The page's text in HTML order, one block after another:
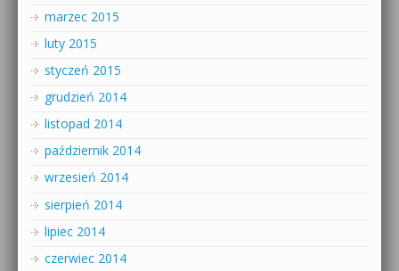
marzec 2015
luty 2015
styczeń 2015
grudzień 2014
listopad 2014
październik 2014
wrzesień 2014
sierpień 2014
lipiec 2014
czerwiec 2014